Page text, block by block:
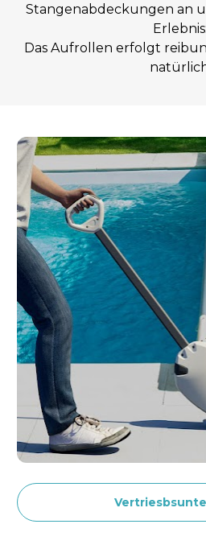
Stangenabdeckungen an
Erlebnis:
Das Aufrollen erfolgt